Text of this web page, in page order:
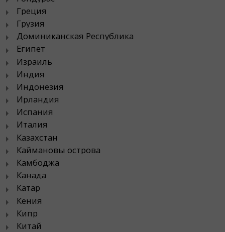
Греция
Грузия
Доминиканская Республика
Египет
Израиль
Индия
Индонезия
Ирландия
Испания
Италия
Казахстан
Каймановы острова
Камбоджа
Канада
Катар
Кения
Кипр
Китай